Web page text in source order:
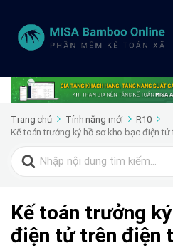
Trang chủ Tính năng mới
R10
Kế toán trưởng ký hồ sơ kho bạc điện
Search
for:
Kế toán trưởng
điện tử trên điện